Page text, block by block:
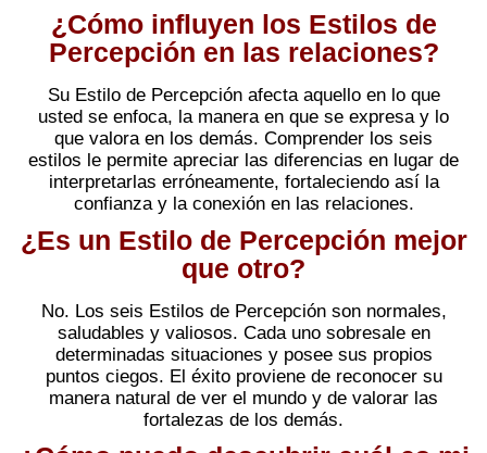
¿Cómo influyen los Estilos de
Percepción en las relaciones?
Su Estilo de Percepción afecta aquello en lo que
usted se enfoca, la manera en que se expresa y lo
que valora en los demás. Comprender los seis
estilos le permite apreciar las diferencias en lugar de
interpretarlas erróneamente, fortaleciendo así la
confianza y la conexión en las relaciones.
¿Es un Estilo de Percepción mejor
que otro?
No. Los seis Estilos de Percepción son normales,
saludables y valiosos. Cada uno sobresale en
determinadas situaciones y posee sus propios
puntos ciegos. El éxito proviene de reconocer su
manera natural de ver el mundo y de valorar las
fortalezas de los demás.